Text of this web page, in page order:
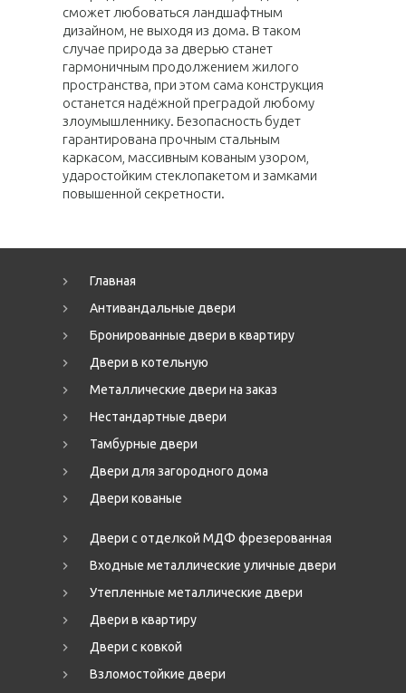
сможет любоваться ландшафтным
дизайном, не выходя из дома. В таком
случае природа за дверью станет
гармоничным продолжением жилого
пространства, при этом сама конструкция
останется надёжной преградой любому
злоумышленнику. Безопасность будет
гарантирована прочным стальным
каркасом, массивным кованым узором,
ударостойким стеклопакетом и замками
повышенной секретности.
Главная
Антивандальные двери
Бронированные двери в квартиру
Двери в котельную
Металлические двери на заказ
Нестандартные двери
Тамбурные двери
Двери для загородного дома
Двери кованые
Двери с отделкой МДФ фрезерованная
Входные металлические уличные двери
Утепленные металлические двери
Двери в квартиру
Двери с ковкой
Взломостойкие двери